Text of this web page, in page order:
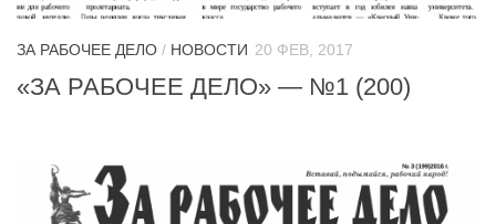
ЗА РАБОЧЕЕ ДЕЛО / НОВОСТИ 20 ФЕВ, 2017
«ЗА РАБОЧЕЕ ДЕЛО» — №1 (200)